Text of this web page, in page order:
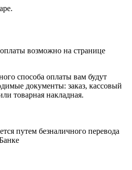
возможно на странице
способа оплаты вам будут
документы: заказ, кассовый
товарная накладная.
путем безналичного перевода